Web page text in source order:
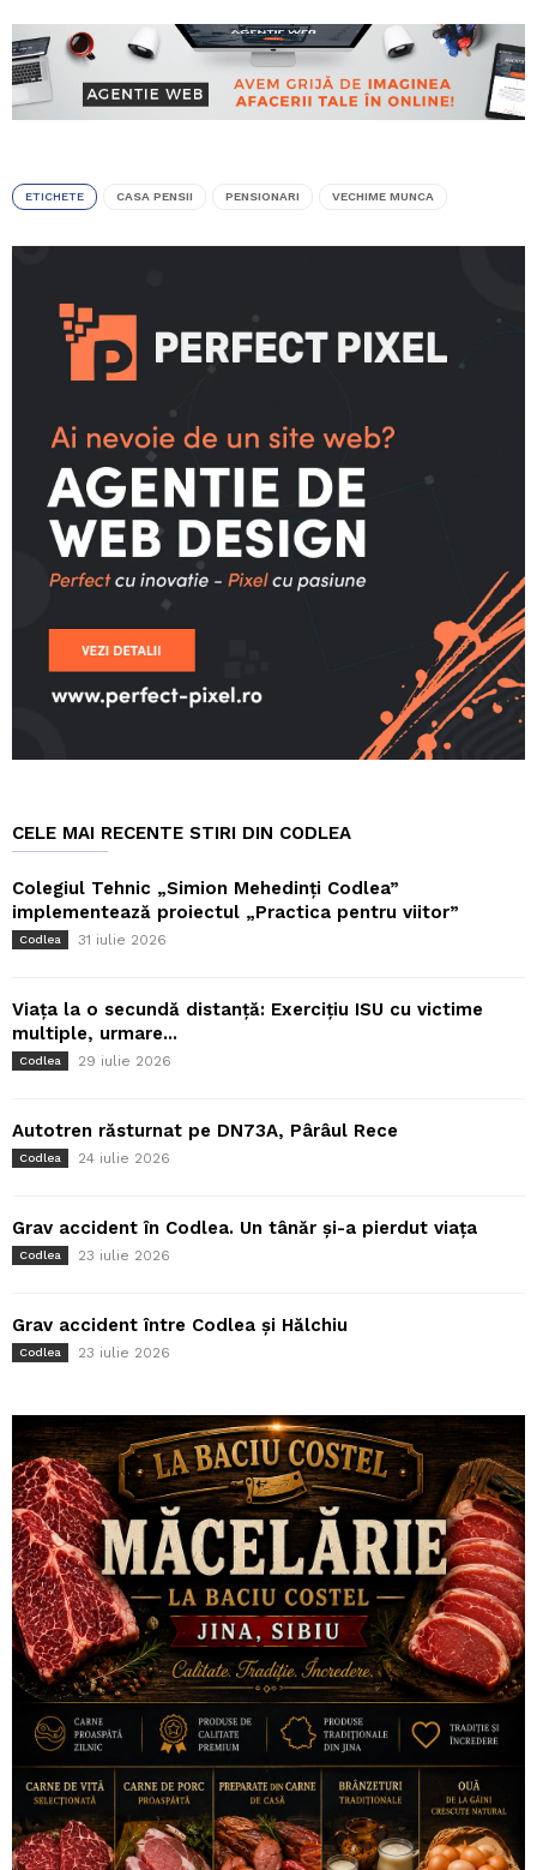
ETICHETE CASA PENSII PENSIONARI VECHIME MUNCA
CELE MAI RECENTE STIRI DIN CODLEA
Colegiul Tehnic „Simion Mehedinți Codlea”
implementează proiectul „Practica pentru viitor”
Codlea 31 iulie 2026
Viața la o secundă distanță: Exercițiu ISU cu victime
multiple, urmare...
Codlea 29 iulie 2026
Autotren răsturnat pe DN73A, Pârâul Rece
Codlea 24 iulie 2026
Grav accident în Codlea. Un tânăr și-a pierdut viața
Codlea 23 iulie 2026
Grav accident între Codlea și Hălchiu
Codlea 23 iulie 2026